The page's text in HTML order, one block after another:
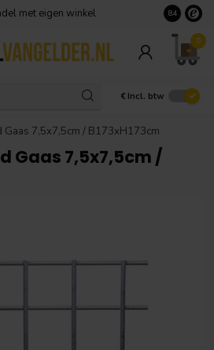
met eigen winkel Geen
8.4
0
€ Incl. btw
7,5x7,5cm / B173xH173cm
Gaas 7,5x7,5cm /